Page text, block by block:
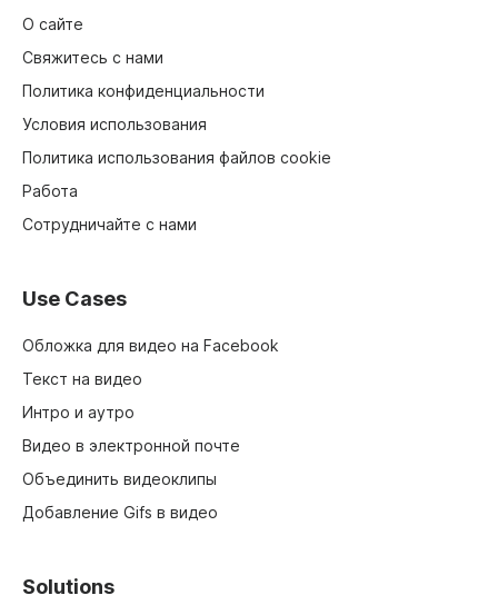
О сайте
Свяжитесь с нами
Политика конфиденциальности
Условия использования
Политика использования файлов cookie
Работа
Сотрудничайте с нами
Use Cases
Обложка для видео на Facebook
Текст на видео
Интро и аутро
Видео в электронной почте
Объединить видеоклипы
Добавление Gifs в видео
Solutions